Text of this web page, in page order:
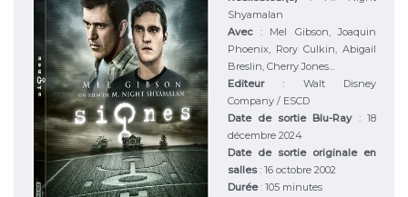
Shyamalan
Avec : Mel Gibson, Joaquin
Phoenix, Rory Culkin, Abigail
Breslin, Cherry Jones...
Editeur: Walt Disney
Company / ESCD
Date de sortie Blu-Ray : 18
décembre 2024
Date de sortie originale en
salles: 16 octobre 2002
Durée: 105 minutes